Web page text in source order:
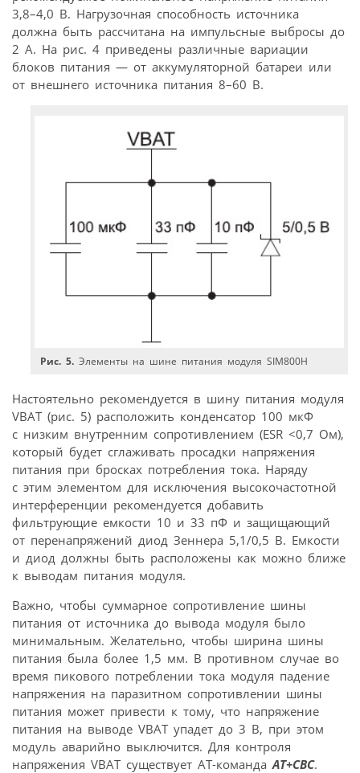
3,8–4,0 В. Нагрузочная способность источника
должна быть рассчитана на импульсные выбросы до
2 А. На рис. 4 приведены различные вариации
блоков питания — от аккумуляторной батареи или
от внешнего источника питания 8–60 В.
Рис. 5. Элементы на шине питания модуля SIM800H
Настоятельно рекомендуется в шину питания модуля
VBAT (рис. 5) расположить конденсатор 100 мкФ
с низким внутренним сопротивлением (ESR <0,7 Ом),
который будет сглаживать просадки напряжения
питания при бросках потребления тока. Наряду
с этим элементом для исключения высокочастотной
интерференции рекомендуется добавить
фильтрующие емкости 10 и 33 пФ и защищающий
от перенапряжений диод Зеннера 5,1/0,5 В. Емкости
и диод должны быть расположены как можно ближе
к выводам питания модуля.
Важно, чтобы суммарное сопротивление шины
питания от источника до вывода модуля было
минимальным. Желательно, чтобы ширина шины
питания была более 1,5 мм. В противном случае во
время пикового потреблении тока модуля падение
напряжения на паразитном сопротивлении шины
питания может привести к тому, что напряжение
питания на выводе VBAT упадет до 3 В, при этом
модуль аварийно выключится. Для контроля
напряжения VBAT существует AT-командаAT+CBC.